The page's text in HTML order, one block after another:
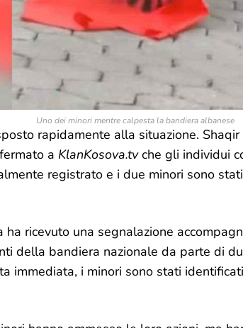
Uno dei minori mentre calpesta la bandiera albanese
rapidamente alla situazione.
a KlanKosova.tvche gli individui
registrato e i due minori sono
ricevuto una segnalazione
della bandiera nazionale da parte di
immediata, i minori sono stati